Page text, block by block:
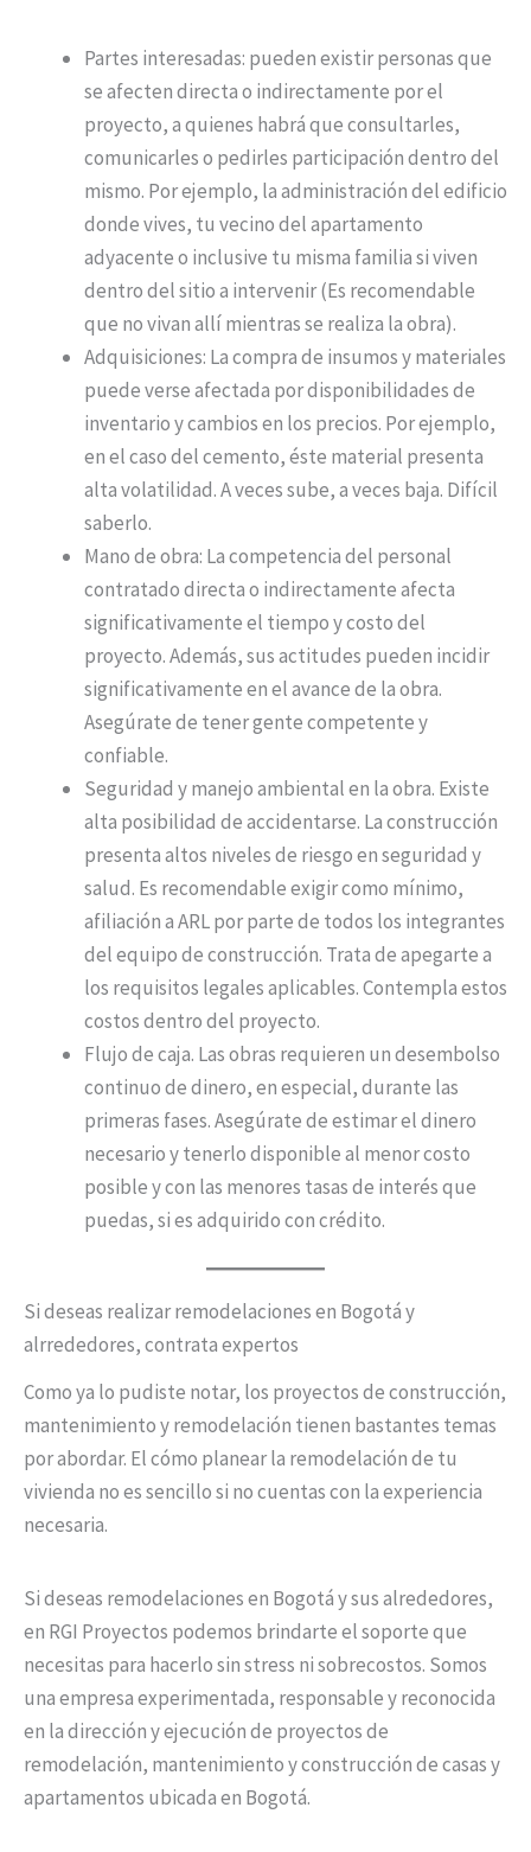
Partes interesadas: pueden existir personas que
se afecten directa o indirectamente por el
proyecto, a quienes habrá que consultarles,
comunicarles o pedirles participación dentro del
mismo. Por ejemplo, la administración del edificio
donde vives, tu vecino del apartamento
adyacente o inclusive tu misma familia si viven
dentro del sitio a intervenir (Es recomendable
que no vivan allí mientras se realiza la obra).
Adquisiciones: La compra de insumos y materiales
puede verse afectada por disponibilidades de
inventario y cambios en los precios. Por ejemplo,
en el caso del cemento, éste material presenta
alta volatilidad. A veces sube, a veces baja. Difícil
saberlo.
Mano de obra: La competencia del personal
contratado directa o indirectamente afecta
significativamente el tiempo y costo del
proyecto. Además, sus actitudes pueden incidir
significativamente en el avance de la obra.
Asegúrate de tener gente competente y
confiable.
Seguridad y manejo ambiental en la obra. Existe
alta posibilidad de accidentarse. La construcción
presenta altos niveles de riesgo en seguridad y
salud. Es recomendable exigir como mínimo,
afiliación a ARL por parte de todos los integrantes
del equipo de construcción. Trata de apegarte a
los requisitos legales aplicables. Contempla estos
costos dentro del proyecto.
Flujo de caja. Las obras requieren un desembolso
continuo de dinero, en especial, durante las
primeras fases. Asegúrate de estimar el dinero
necesario y tenerlo disponible al menor costo
posible y con las menores tasas de interés que
puedas, si es adquirido con crédito.
Si deseas realizar remodelaciones en Bogotá y
alrrededores, contrata expertos
Como ya lo pudiste notar, los proyectos de construcción,
mantenimiento y remodelación tienen bastantes temas
por abordar. El cómo planear la remodelación de tu
vivienda no es sencillo si no cuentas con la experiencia
necesaria.
Si deseas remodelaciones en Bogotá y sus alrededores,
en RGI Proyectos podemos brindarte el soporte que
necesitas para hacerlo sin stress ni sobrecostos. Somos
una empresa experimentada, responsable y reconocida
en la dirección y ejecución de proyectos de
remodelación, mantenimiento y construcción de casas y
apartamentos ubicada en Bogotá.